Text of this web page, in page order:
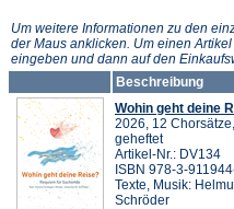
Um weitere Informationen zu den
der Maus anklicken. Um einen
eingeben und dann auf den
Beschreibung
Wohin geht deine
2026, 12
geheftet
Artikel-Nr.: DV134
ISBN 978-3-
Texte, Musik:
Schröder